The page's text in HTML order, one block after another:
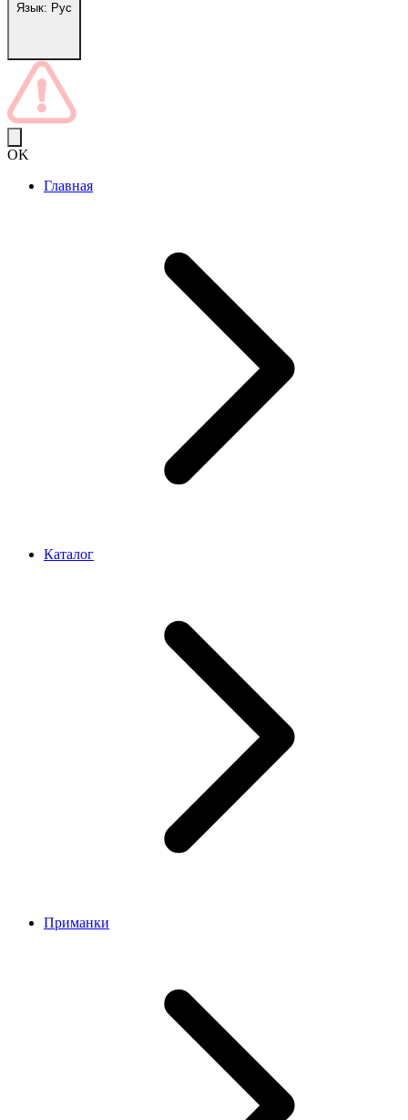
Язык: Рус
OK
Главная
Каталог
Приманки